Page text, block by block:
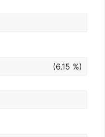
(6.15 %)